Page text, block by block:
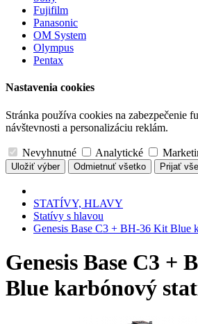
Fujifilm
Panasonic
OM System
Olympus
Pentax
Nastavenia cookies
Stránka používa cookies na zabezpečenie
návštevnosti a personalizáciu reklám.
Nevyhnutné Analytické
Uložiť výber Odmietnuť všetko Prijať
STATÍVY, HLAVY
Statívy s hlavou
Genesis Base C3 + BH-36 Kit Blue
Genesis Base C3 +
Blue karbónový